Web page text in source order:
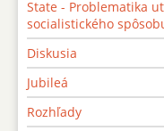
State - Problematika
socialistického
Diskusia
Jubileá
Rozhľady